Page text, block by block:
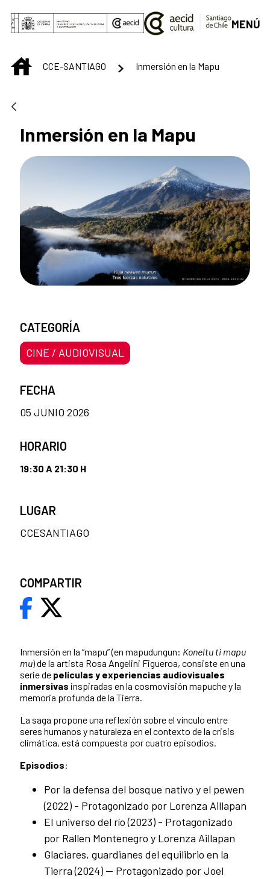
Saltar al contenido principal
MENÚ
INICIOCCE-SANTIAGO Inmersión en la Mapu
Inmersión en la Mapu
Inmersión en la “mapu” (en mapudungun: Koneltu ti mapu
mu) de la artista Rosa Angelini Figueroa, consiste en una
serie de películas y experiencias audiovisuales
inmersivas inspiradas en la cosmovisión mapuche y la
memoria profunda de la Tierra.
La saga propone una reflexión sobre el vínculo entre
seres humanos y naturaleza en el contexto de la crisis
climática, está compuesta por cuatro episodios.
Episodios:
Por la defensa del bosque nativo y el pewen
(2022) - Protagonizado por Lorenza Aillapan
El universo del río (2023) - Protagonizado
por Rallen Montenegro y Lorenza Aillapan
Glaciares, guardianes del equilibrio en la
Tierra (2024) — Protagonizado por Joel
CATEGORÍA
CINE / AUDIOVISUAL
FECHA
05 JUNIO 2026
HORARIO
19:30 A 21:30 H
LUGAR
CCESANTIAGO
COMPARTIR